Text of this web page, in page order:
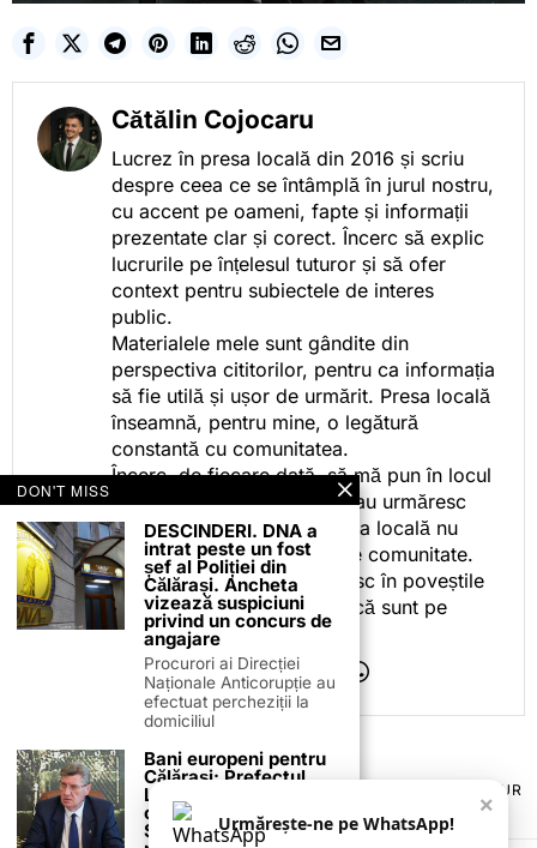
Cătălin Cojocaru
Lucrez în presa locală din 2016 și scriu
despre ceea ce se întâmplă în jurul nostru,
cu accent pe oameni, fapte și informații
prezentate clar și corect. Încerc să explic
lucrurile pe înțelesul tuturor și să ofer
context pentru subiectele de interes
public.
Materialele mele sunt gândite din
perspectiva cititorilor, pentru ca informația
să fie utilă și ușor de urmărit. Presa locală
înseamnă, pentru mine, o legătură
constantă cu comunitatea.
Încerc, de fiecare dată, să mă pun în locul
celor care citesc, privesc sau urmăresc
ceea ce fac. Pentru că presa locală nu
este despre mine, ci despre comunitate.
Iar dacă oamenii se regăsesc în poveștile
pe care le spun, înseamnă că sunt pe
drumul bun.
TERMENI ȘI CONDIȚII
POLITICA DE ANULARE & RETUR
PUBLICITATE ONLINE & TIPĂRITĂ
CONTACT
ZIARUL ANUNȚUL CĂLĂRĂȘEAN
×
Urmărește-ne pe WhatsApp!
DON'T MISS
DESCINDERI. DNA a
intrat peste un fost
șef al Poliției din
Călărași. Ancheta
vizează suspiciuni
privind un concurs de
angajare
Procurori ai Direcției
Naționale Anticorupție au
efectuat percheziții la
domiciliul
Bani europeni pentru
Călărași: Prefectul
Laurențiu State anunță
colaborarea cu ADR
Sud-Muntenia pentru